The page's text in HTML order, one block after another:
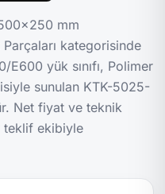
mm
kategorisinde
yük sınıfı, Polimer
sunulan KTK-5025-
Net fiyat ve teknik
teklif ekibiyle